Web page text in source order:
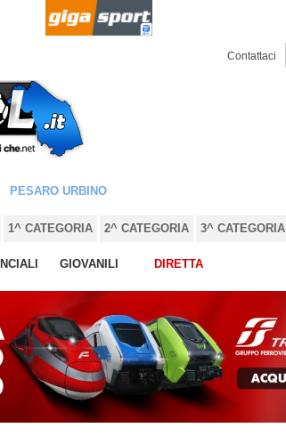
Contattaci
PESARO URBINO
1^ CATEGORIA 2^ CATEGORIA 3^ CATEGORIA
GIOVANILI DIRETTA